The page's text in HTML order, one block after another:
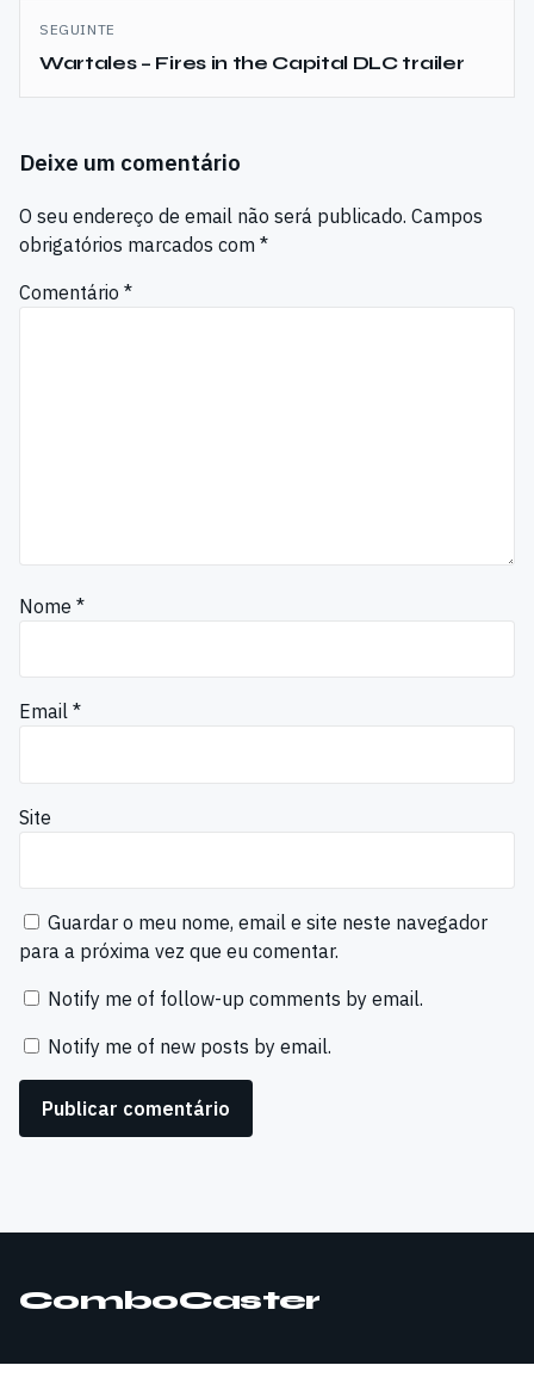
SEGUINTE
Wartales – Fires in the Capital DLC trailer
Deixe um comentário
O seu endereço de email não será publicado. Campos
obrigatórios marcados com *
Comentário *
Nome *
Email *
Site
Guardar o meu nome, email e site neste navegador
para a próxima vez que eu comentar.
Notify me of follow-up comments by email.
Notify me of new posts by email.
ComboCaster